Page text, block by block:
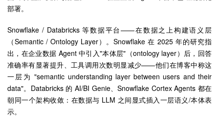
部署。
Snowflake / Databricks 等数据平台——在数据之上构建语义层
（Semantic / Ontology Layer）。Snowflake 在 2025 年的研究指
出，在企业数据 Agent 中引入"本体层"（ontology layer）后，回答
准确率有显著提升、工具调用次数明显减少——他们在博客中称这
一层为 "semantic understanding layer between users and their
data"。Databricks 的 AI/BI Genie、Snowflake Cortex Agents 都在
朝同一个架构收敛：在数据与 LLM 之间显式插入一层语义/本体表
示。